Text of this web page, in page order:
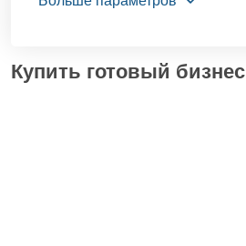
Купить готовый бизнес